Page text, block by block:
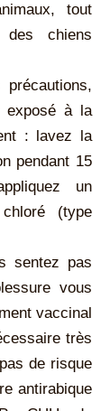
tout
des chiens
exposé à la
: lavez la
pendant 15
un
(type
sentez pas
vous
vaccinal
très
de risque
antirabique